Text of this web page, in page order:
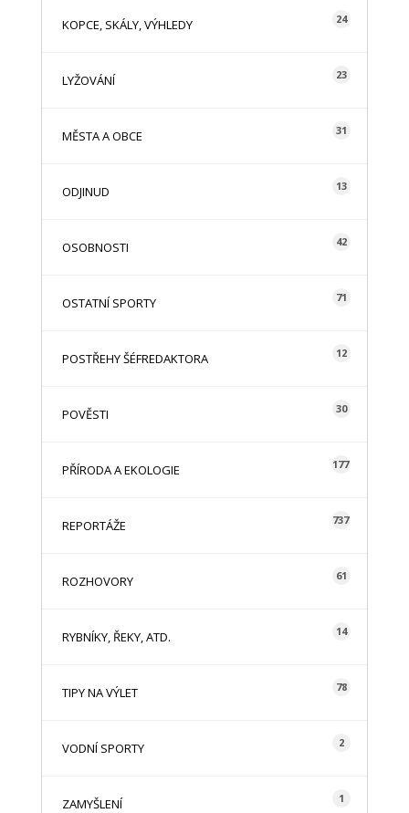
KOPCE, SKÁLY, VÝHLEDY 24
LYŽOVÁNÍ 23
MĚSTA A OBCE 31
ODJINUD 13
OSOBNOSTI 42
OSTATNÍ SPORTY 71
POSTŘEHY ŠÉFREDAKTORA 12
POVĚSTI 30
PŘÍRODA A EKOLOGIE 177
REPORTÁŽE 737
ROZHOVORY 61
RYBNÍKY, ŘEKY, ATD. 14
TIPY NA VÝLET 78
VODNÍ SPORTY 2
ZAMYŠLENÍ 1